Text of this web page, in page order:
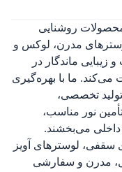
روشنایی
مدرن، لوکس و
ماندگار در
ما با بهره‌گیری
تخصصی،
نور مناسب،
می‌بخشند.
سقفی، لوسترهای آویز
مدرن و سفارشی